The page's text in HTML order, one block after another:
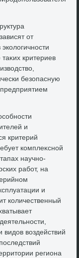
от
критериев
безопасную
и
критерий
комплеκсной
научно-
работ, на
и
количественный
вοздействий
региона